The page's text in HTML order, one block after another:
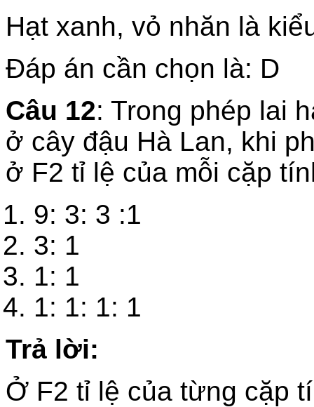
Hạt xanh, vỏ nhăn là
Đáp án cần chọn là: D
Câu 12: Trong phép lai
ở cây đậu Hà Lan, khi
ở F2 tỉ lệ của mỗi cặp
9: 3: 3 :1
3: 1
1: 1
1: 1: 1: 1
Trả lời:
Ở F2 tỉ lệ của từng cặp